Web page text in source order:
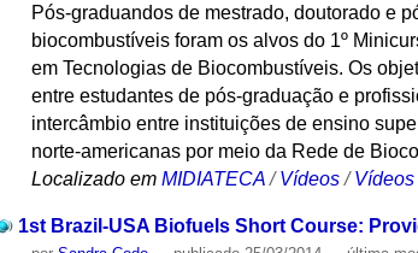
Pós-graduandos de mestrado, doutorado e
biocombustíveis foram os alvos do 1º
em Tecnologias de Biocombustíveis. Os
entre estudantes de pós-graduação e
intercâmbio entre instituições de ensino
norte-americanas por meio da Rede de
Localizado em MIDIATECA /Vídeos /
1st Brazil-USA Biofuels Short Course: